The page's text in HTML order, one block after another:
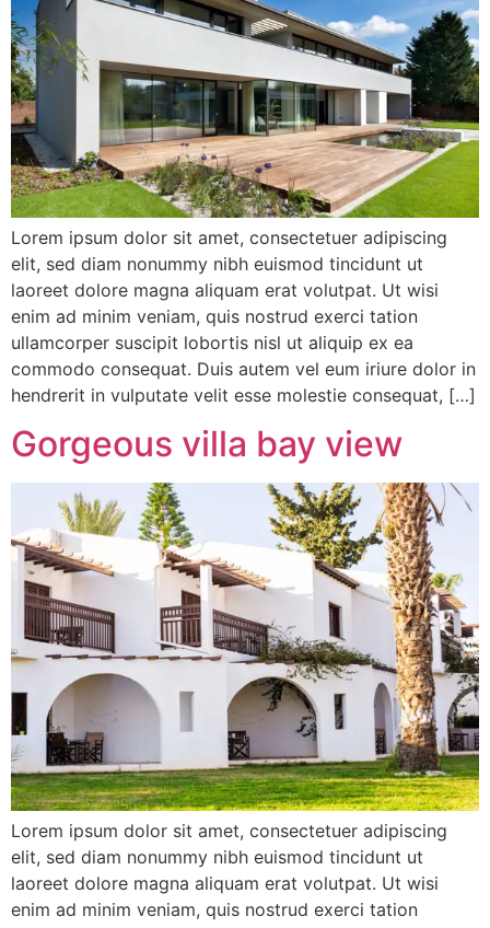
Lorem ipsum dolor sit amet, consectetuer adipiscing
elit, sed diam nonummy nibh euismod tincidunt ut
laoreet dolore magna aliquam erat volutpat. Ut wisi
enim ad minim veniam, quis nostrud exerci tation
ullamcorper suscipit lobortis nisl ut aliquip ex ea
commodo consequat. Duis autem vel eum iriure dolor in
hendrerit in vulputate velit esse molestie consequat, […]
Gorgeous villa bay view
Lorem ipsum dolor sit amet, consectetuer adipiscing
elit, sed diam nonummy nibh euismod tincidunt ut
laoreet dolore magna aliquam erat volutpat. Ut wisi
enim ad minim veniam, quis nostrud exerci tation